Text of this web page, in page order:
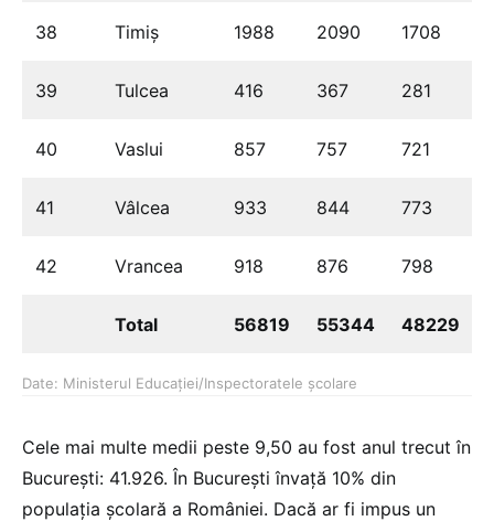
38 Timiș 1988 2090 1708
39 Tulcea 416 367 281
40 Vaslui 857 757 721
41 Vâlcea 933 844 773
42 Vrancea 918 876 798
Total 56819 55344 48229
Date: Ministerul Educației/Inspectoratele școlare
Cele mai multe medii peste 9,50 au fost anul trecut în
București: 41.926. În București învață 10% din
populația școlară a României. Dacă ar fi impus un